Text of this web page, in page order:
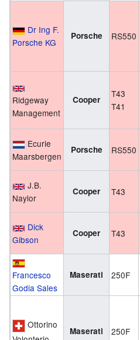
Dr Ing F.
Porsche KG
Porsche RS550
Ridgeway
Management
Cooper
T43
T41
Ecurie
Maarsbergen
Porsche RS550
J.B.
Naylor
Cooper T43
Dick
Gibson
Cooper T43
Francesco
Godia Sales
Maserati 250F
Ottorino
Maserati 250F